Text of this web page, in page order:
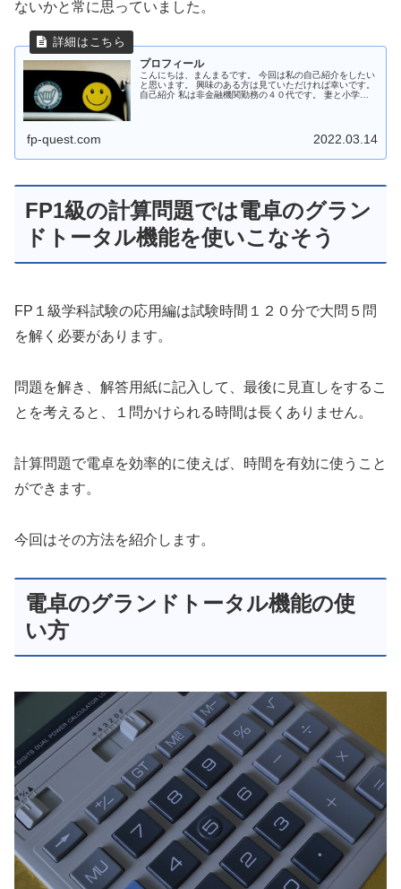
ないかと常に思っていました。
プロフィール
こんにちは、まんまるです。 今回は私の自己紹介をしたい
と思います。 興味のある方は見ていただければ幸いです。
自己紹介 私は非金融機関勤務の４０代です。 妻と小学校
fp-quest.com 2022.03.14
FP1級の計算問題では電卓のグラン
ドトータル機能を使いこなそう
FP１級学科試験の応用編は試験時間１２０分で大問５問
を解く必要があります。
問題を解き、解答用紙に記入して、最後に見直しをするこ
とを考えると、１問かけられる時間は長くありません。
計算問題で電卓を効率的に使えば、時間を有効に使うこと
ができます。
今回はその方法を紹介します。
電卓のグランドトータル機能の使
い方